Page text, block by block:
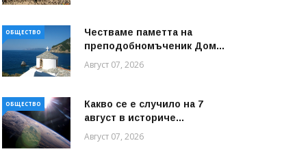
ОБЩЕСТВО
Честваме паметта на
преподобномъченик Дом...
Август 07, 2026
ОБЩЕСТВО
Какво се е случило на 7
август в историче...
Август 07, 2026